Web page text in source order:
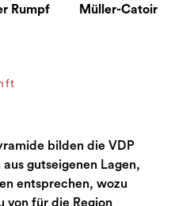
Rumpf Müller-Catoir
bilden die VDP
gutseigenen Lagen,
entsprechen, wozu
von für die Region